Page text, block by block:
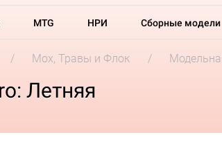
MTG НРИ Сборные модели
Мох, Травы и Флок
Летняя